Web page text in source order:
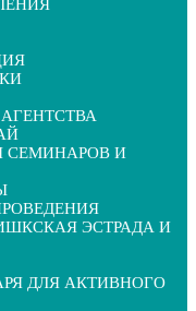
СЕМИНАРОВ И
ЭСТРАДА И
ДЛЯ АКТИВНОГО